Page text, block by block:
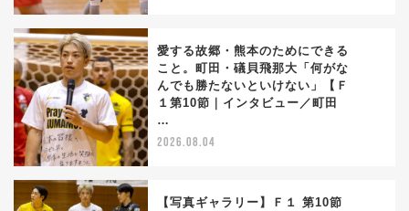
愛する故郷・熊本のためにできる
こと。町田・礒貝飛那大「何がな
んでも勝たないといけない」【Ｆ
１第10節｜インタビュー／町田
…
2026.08.04
【写真ギャラリー】Ｆ１ 第10節